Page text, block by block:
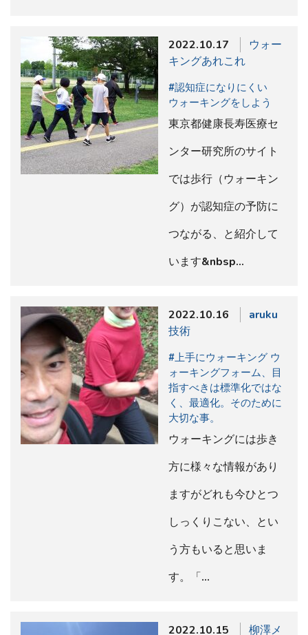
2022.10.17
ウォー
キングあれこれ
#認知症になりにくい
ウォーキングをしよう
東京都健康長寿医療セ
ンター研究所のサイト
では歩行（ウォーキン
グ）が認知症の予防に
つながる、と紹介して
います&nbsp…
2022.10.16
aruku
技術
#上手にウォーキング ウ
ォーキングフォーム、目
指すべきは標準化ではな
く、最適化。そのために
大切な事。
ウォーキングには歩き
方に様々な情報があり
ますがどれも今ひとつ
しっくりこない、とい
う方もいると思いま
す。「…
2022.10.15 柳澤メ